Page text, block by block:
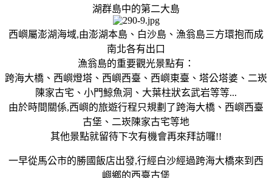
湖群島中的第二大島
西嶼屬澎湖海域,由澎湖本島、白沙島、漁翁島三方環抱而成
南北各有出口
漁翁島的重要觀光景點有：
跨海大橋、西嶼燈塔、西嶼西臺、西嶼東臺、塔公塔婆、二崁
陳家古宅、小門鯨魚洞、大葉柱狀玄武岩等等...
由於時間關係,西嶼的旅遊行程只規劃了跨海大橋、西嶼西臺
古堡、二崁陳家古宅等地
其他景點就留待下次有機會再來拜訪囉!!
一早從馬公市的勝國飯店出發,行經白沙經過跨海大橋來到西
嶼鄉的西臺古堡